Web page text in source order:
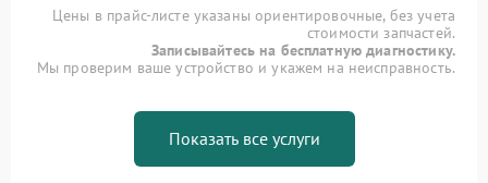
Цены в прайс-листе указаны ориентировочные, без учета
стоимости запчастей.
Записывайтесь на бесплатную диагностику.
Мы проверим ваше устройство и укажем на неисправность.
Показать все услуги